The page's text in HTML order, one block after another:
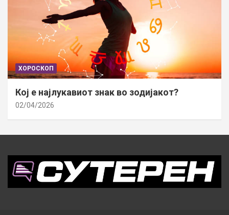
ХОРОСКОП
Кој е најлукавиот знак во зодијакот?
02/04/2026